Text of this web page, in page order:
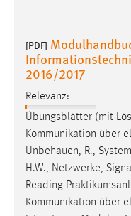
[PDF]
2016/2017
Relevanz:
Übungsblätter (mit
Kommunikation über
Unbehauen, R.,
H.W., Netzwerke,
Reading
Kommunikation über